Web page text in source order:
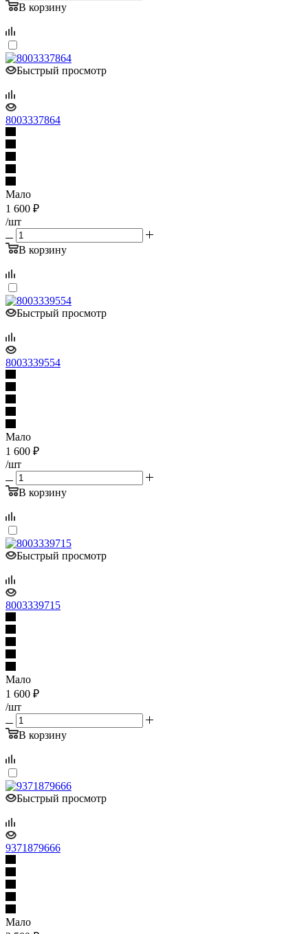
В корзину
Быстрый просмотр
8003337864
Мало
1 600 ₽
/шт
В корзину
Быстрый просмотр
8003339554
Мало
1 600 ₽
/шт
В корзину
Быстрый просмотр
8003339715
Мало
1 600 ₽
/шт
В корзину
Быстрый просмотр
9371879666
Мало